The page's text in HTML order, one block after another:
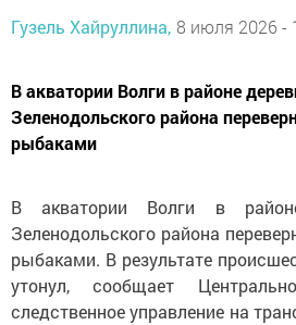
Гузель Хайруллина, 8 июля 2026 -
В акватории Волги в районе
Зеленодольского района
рыбаками
В акватории Волги в
Зеленодольского района
рыбаками. В результате
утонул, сообщает
следственное управление на